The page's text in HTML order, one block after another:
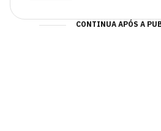
CONTINUA APÓS A